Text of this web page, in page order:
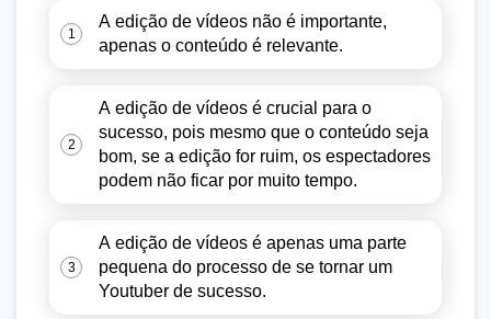
1
A edição de vídeos não é importante,
apenas o conteúdo é relevante.
2
A edição de vídeos é crucial para o
sucesso, pois mesmo que o conteúdo seja
bom, se a edição for ruim, os espectadores
podem não ficar por muito tempo.
3
A edição de vídeos é apenas uma parte
pequena do processo de se tornar um
Youtuber de sucesso.